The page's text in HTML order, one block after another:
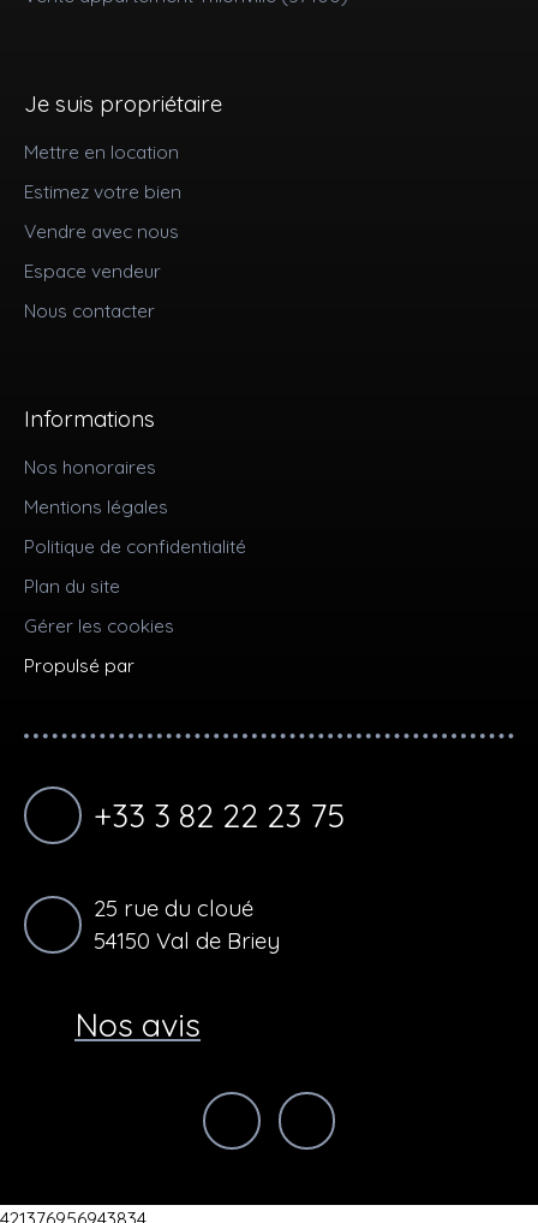
Je suis propriétaire
Mettre en location
Estimez votre bien
Vendre avec nous
Espace vendeur
Nous contacter
Informations
Nos honoraires
Mentions légales
Politique de confidentialité
Plan du site
Gérer les cookies
Propulsé par
+33 3 82 22 23 75
25 rue du cloué
54150 Val de Briey
Nos avis
421376956943834